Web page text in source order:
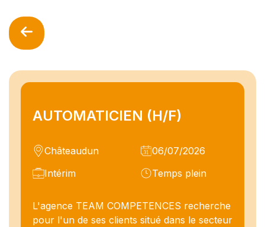
AUTOMATICIEN (H/F)
Châteaudun
06/07/2026
Intérim
Temps plein
L'agence TEAM COMPETENCES recherche
pour l'un de ses clients situé dans le secteur